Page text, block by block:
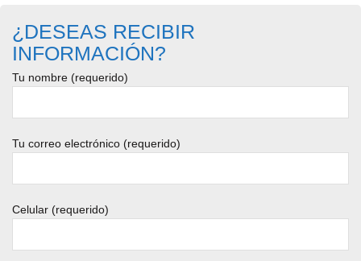
¿DESEAS RECIBIR
INFORMACIÓN?
Tu nombre (requerido)
Tu correo electrónico (requerido)
Celular (requerido)